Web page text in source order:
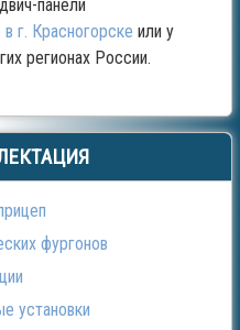
панели
г. Красногорске или у
регионах России.
фургонов
установки